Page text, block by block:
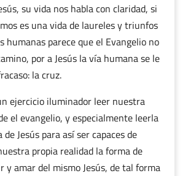
su vida nos habla con claridad, si
es una vida de laureles y triunfos
humanas parece que el Evangelio no
por a Jesús la vía humana se le
la cruz.
ejercicio iluminador leer nuestra
el evangelio, y especialmente leerla
de Jesús para así ser capaces de
propia realidad la forma de
y amar del mismo Jesús, de tal forma